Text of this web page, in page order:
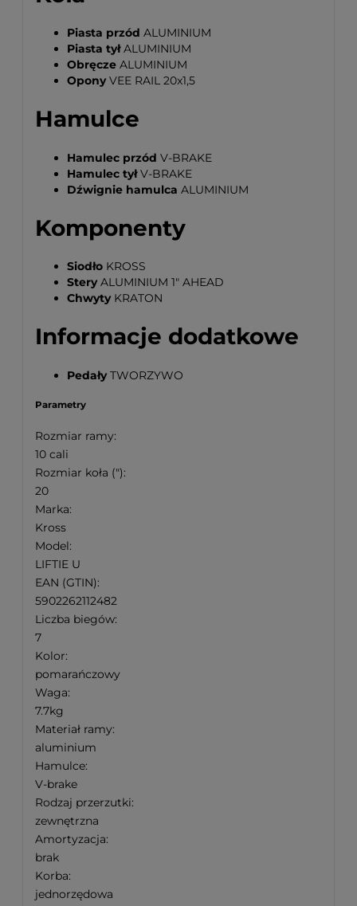
Piasta przód ALUMINIUM
Piasta tyłALUMINIUM
Obręcze ALUMINIUM
OponyVEE RAIL 20x1,5
Hamulce
Hamulec przód V-BRAKE
Hamulec tyłV-BRAKE
Dźwignie hamulca ALUMINIUM
Komponenty
Siodło KROSS
SteryALUMINIUM 1" AHEAD
Chwyty KRATON
Informacje dodatkowe
PedałyTWORZYWO
Parametry
Rozmiar ramy:
10 cali
Rozmiar koła ("):
20
Marka:
Kross
Model:
LIFTIE U
EAN (GTIN):
5902262112482
Liczba biegów:
7
Kolor:
pomarańczowy
Waga:
7.7kg
Materiał ramy:
aluminium
Hamulce:
V-brake
Rodzaj przerzutki:
zewnętrzna
Amortyzacja:
brak
Korba:
jednorzędowa